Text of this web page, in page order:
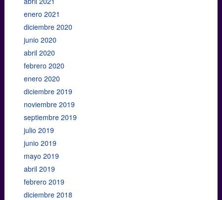
enero 2021
diciembre 2020
junio 2020
abril 2020
febrero 2020
enero 2020
diciembre 2019
noviembre 2019
septiembre 2019
julio 2019
junio 2019
mayo 2019
abril 2019
febrero 2019
diciembre 2018